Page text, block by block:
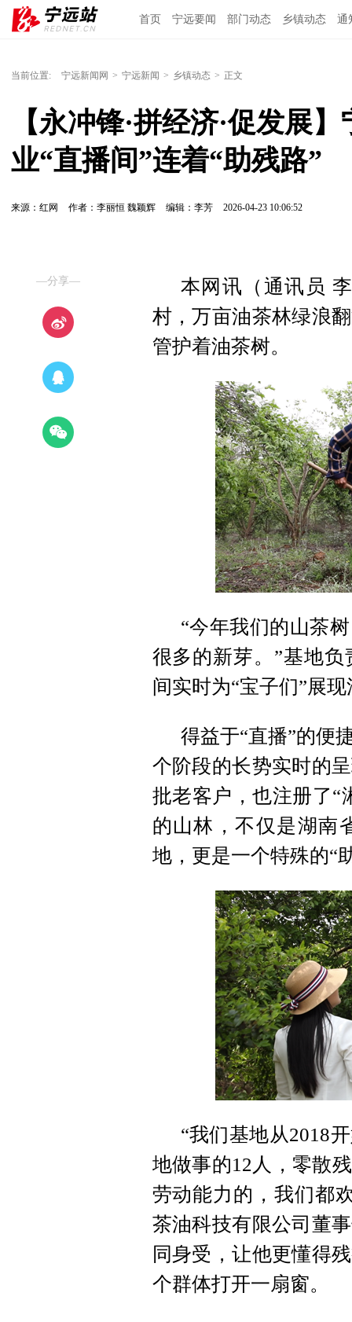
首页 宁远要闻 部门动态 乡镇动态 通
当前位置: 宁远新闻网 > 宁远新闻 > 乡镇动态 > 正文
【永冲锋·拼经济·促发展
业“直播间”连着“助残路”
来源：红网 作者：李丽恒 魏颖辉 编辑：李芳 2026-04-23 10:06:52
—分享—
本网讯（通讯员
村，万亩油茶林绿浪
管护着油茶树。
“今年我们的山茶
很多的新芽。”基地
间实时为“宝子们”展
得益于“直播”的便
个阶段的长势实时的
批老客户，也注册了“
的山林，不仅是湖南
地，更是一个特殊的“
“我们基地从2018
地做事的12人，零散
劳动能力的，我们都
茶油科技有限公司董
同身受，让他更懂得
个群体打开一扇窗。